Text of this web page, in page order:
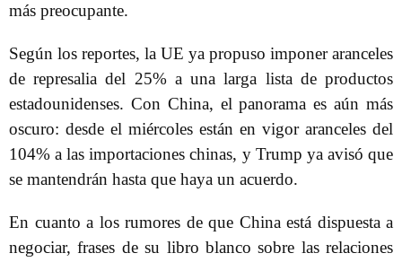
más preocupante.
Según los reportes, la UE ya propuso imponer aranceles
de represalia del 25% a una larga lista de productos
estadounidenses. Con China, el panorama es aún más
oscuro: desde el miércoles están en vigor aranceles del
104% a las importaciones chinas, y Trump ya avisó que
se mantendrán hasta que haya un acuerdo.
En cuanto a los rumores de que China está dispuesta a
negociar, frases de su libro blanco sobre las relaciones